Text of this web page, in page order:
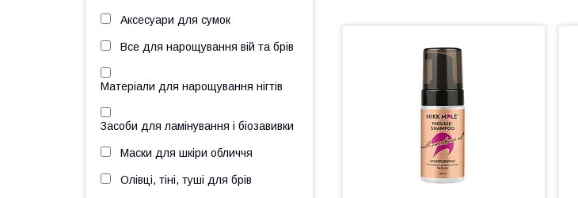
Аксесуари для сумок
Все для нарощування вій та брів
Матеріали для нарощування нігтів
Засоби для ламінування і біозавивки
Маски для шкіри обличчя
Олівці, тіні, туші для брів